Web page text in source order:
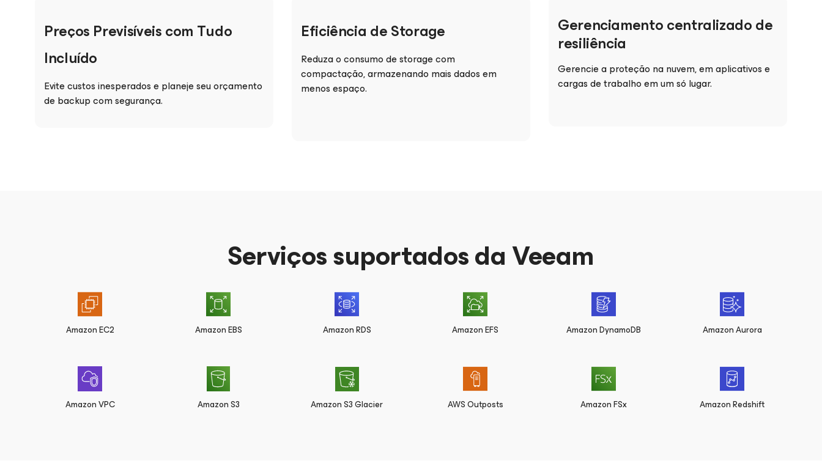
Preços Previsíveis com Tudo
Incluído
Evite custos inesperados e planeje seu orçamento
de backup com segurança.
Eficiência de Storage
Reduza o consumo de storage com
compactação, armazenando mais dados em
menos espaço.
Gerenciamento centralizado de
resiliência
Gerencie a proteção na nuvem, em aplicativos e
cargas de trabalho em um só lugar.
Serviços suportados da Veeam
Amazon EC2 Amazon EBS Amazon RDS Amazon EFS Amazon DynamoDB Amazon Aurora
Amazon VPC Amazon S3 Amazon S3 Glacier AWS Outposts Amazon FSx Amazon Redshift